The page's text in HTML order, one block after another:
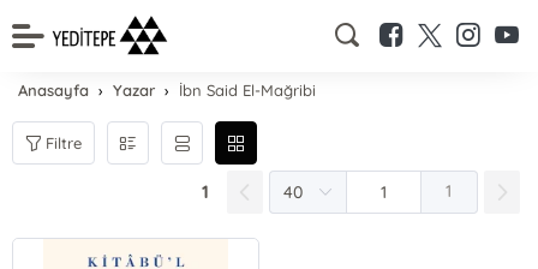
Anasayfa Yazar İbn Said El-Mağribi
Filtre
1 1